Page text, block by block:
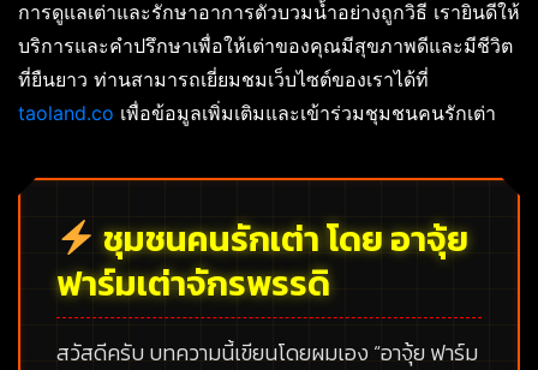
การดูแลเต่าและรักษาอาการตัวบวมน้ำอย่างถูกวิธี เรายินดีให้
บริการและคำปรึกษาเพื่อให้เต่าของคุณมีสุขภาพดีและมีชีวิต
ที่ยืนยาว ท่านสามารถเยี่ยมชมเว็บไซต์ของเราได้ที่
taoland.co เพื่อข้อมูลเพิ่มเติมและเข้าร่วมชุมชนคนรักเต่า
ชุมชนคนรักเต่า โดย อาจุ้ย
ฟาร์มเต่าจักรพรรดิ
สวัสดีครับ บทความนี้เขียนโดยผมเอง “อาจุ้ย ฟาร์ม